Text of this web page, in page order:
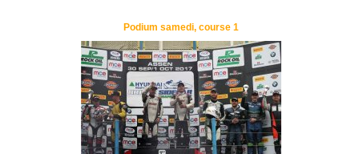
Podium samedi, course 1